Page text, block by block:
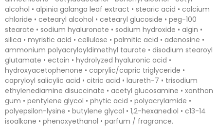
alcohol • alpinia galanga leaf extract • stearic acid • calcium
chloride • cetearyl alcohol • cetearyl glucoside • peg-100
stearate • sodium hyaluronate • sodium hydroxide • algin •
silica • myristic acid • cellulose • palmitic acid • adenosine •
ammonium polyacryloyldimethyl taurate • disodium stearoyl
glutamate • ectoin • hydrolyzed hyaluronic acid •
hydroxyacetophenone • caprylic/capric triglyceride •
capryloyl salicylic acid • citric acid • laureth-7 • trisodium
ethylenediamine disuccinate • acetyl glucosamine • xanthan
gum • pentylene glycol • phytic acid • polyacrylamide •
polyepsilon-lysine • butylene glycol • 1,2-hexanediol • c13-14
isoalkane • phenoxyethanol • parfum / fragrance.